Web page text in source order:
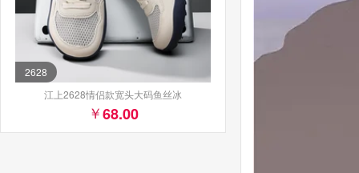
2628
江上2628情侣款宽头大码鱼丝冰
68.00